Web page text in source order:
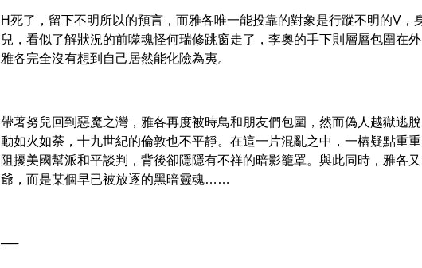
H死了，留下不明所以的預言，而雅各唯一能投靠的對象是行蹤不明的V ，
兒，看似了解狀況的前噬魂怪何瑞修跳窗走了，李奧的手下則層層包圍在
雅各完全沒有想到自己居然能化險為夷。
帶著努兒回到惡魔之灣，雅各再度被時鳥和朋友們包圍，然而偽人越獄逃
動如火如荼，十九世紀的倫敦也不平靜。在這一片混亂之中，一樁疑點重
阻擾美國幫派和平談判，背後卻隱隱有不祥的暗影籠罩。與此同時，雅各
爺，而是某個早已被放逐的黑暗靈魂……
──